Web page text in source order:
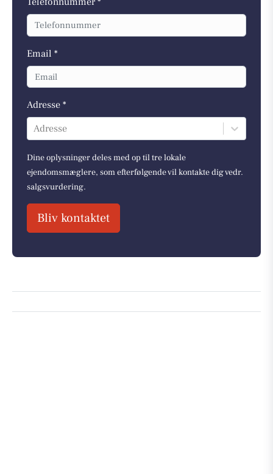
Email *
Adresse *
Adresse
Dine oplysninger deles med op til tre lokale
ejendomsmæglere, som efterfølgende vil kontakte dig vedr.
salgsvurdering.
Bliv kontaktet